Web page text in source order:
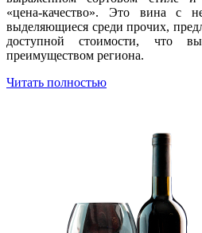
«цена-качество». Это вина с
выделяющиеся среди прочих,
доступной стоимости, что
преимуществом региона.
Читать полностью